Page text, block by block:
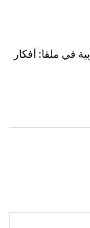
في ملقا: أفكار